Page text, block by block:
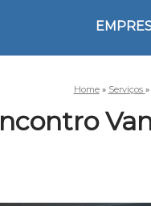
Home » Serviços »